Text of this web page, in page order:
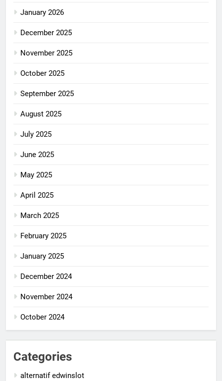
January 2026
December 2025
November 2025
October 2025
September 2025
August 2025
July 2025
June 2025
May 2025
April 2025
March 2025
February 2025
January 2025
December 2024
November 2024
October 2024
Categories
alternatif edwinslot